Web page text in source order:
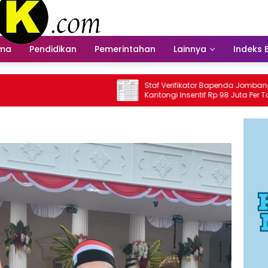
Pendidikan Pemerintahan Lainnya Indeks
Staf Verifikator Bapenda Jombang
Kantongi Insentif Rp 98 Juta Per Tahun?